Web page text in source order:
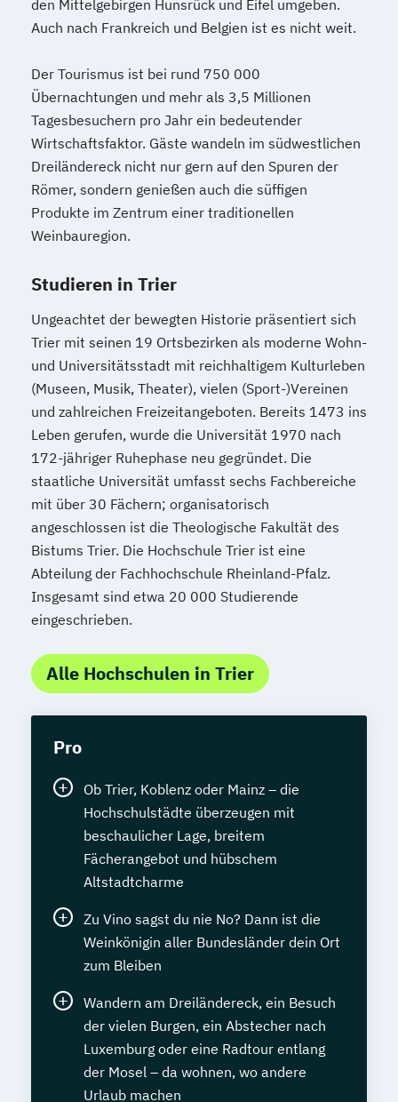
den Mittelgebirgen Hunsrück und Eifel umgeben.
Auch nach Frankreich und Belgien ist es nicht weit.
Der Tourismus ist bei rund 750 000
Übernachtungen und mehr als 3,5 Millionen
Tagesbesuchern pro Jahr ein bedeutender
Wirtschaftsfaktor. Gäste wandeln im südwestlichen
Dreiländereck nicht nur gern auf den Spuren der
Römer, sondern genießen auch die süffigen
Produkte im Zentrum einer traditionellen
Weinbauregion.
Studieren in Trier
Ungeachtet der bewegten Historie präsentiert sich
Trier mit seinen 19 Ortsbezirken als moderne Wohn-
und Universitätsstadt mit reichhaltigem Kulturleben
(Museen, Musik, Theater), vielen (Sport-)Vereinen
und zahlreichen Freizeitangeboten. Bereits 1473 ins
Leben gerufen, wurde die Universität 1970 nach
172-jähriger Ruhephase neu gegründet. Die
staatliche Universität umfasst sechs Fachbereiche
mit über 30 Fächern; organisatorisch
angeschlossen ist die Theologische Fakultät des
Bistums Trier. Die Hochschule Trier ist eine
Abteilung der Fachhochschule Rheinland-Pfalz.
Insgesamt sind etwa 20 000 Studierende
eingeschrieben.
Alle Hochschulen in Trier
Pro
Ob Trier, Koblenz oder Mainz – die
Hochschulstädte überzeugen mit
beschaulicher Lage, breitem
Fächerangebot und hübschem
Altstadtcharme
Zu Vino sagst du nie No? Dann ist die
Weinkönigin aller Bundesländer dein Ort
zum Bleiben
Wandern am Dreiländereck, ein Besuch
der vielen Burgen, ein Abstecher nach
Luxemburg oder eine Radtour entlang
der Mosel – da wohnen, wo andere
Urlaub machen